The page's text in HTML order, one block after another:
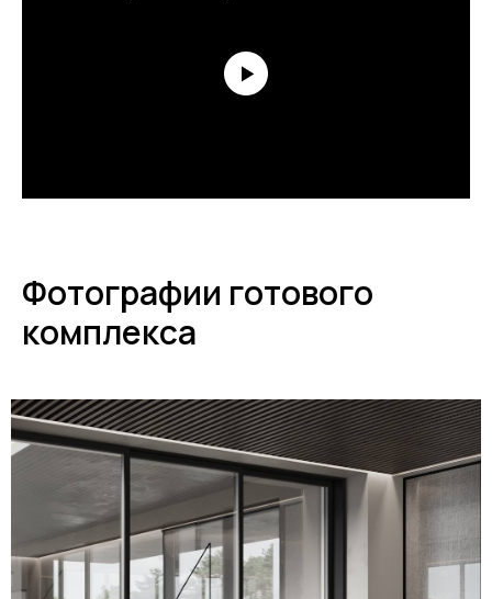
Фотографии готового
комплекса